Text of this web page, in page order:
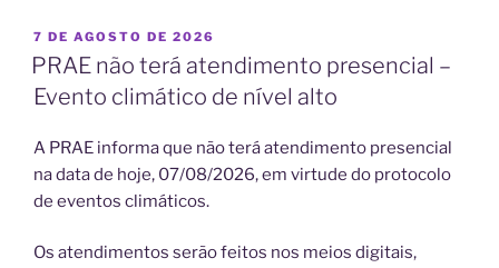
PUBLICADO
EM
7 DE AGOSTO DE 2026
PRAE não terá atendimento presencial –
Evento climático de nível alto
A PRAE informa que não terá atendimento presencial
na data de hoje, 07/08/2026, em virtude do protocolo
de eventos climáticos.
Os atendimentos serão feitos nos meios digitais,